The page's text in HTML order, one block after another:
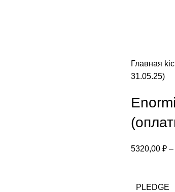
Главная
31.05.25)
5320,00 ₽ –
PLEDGE